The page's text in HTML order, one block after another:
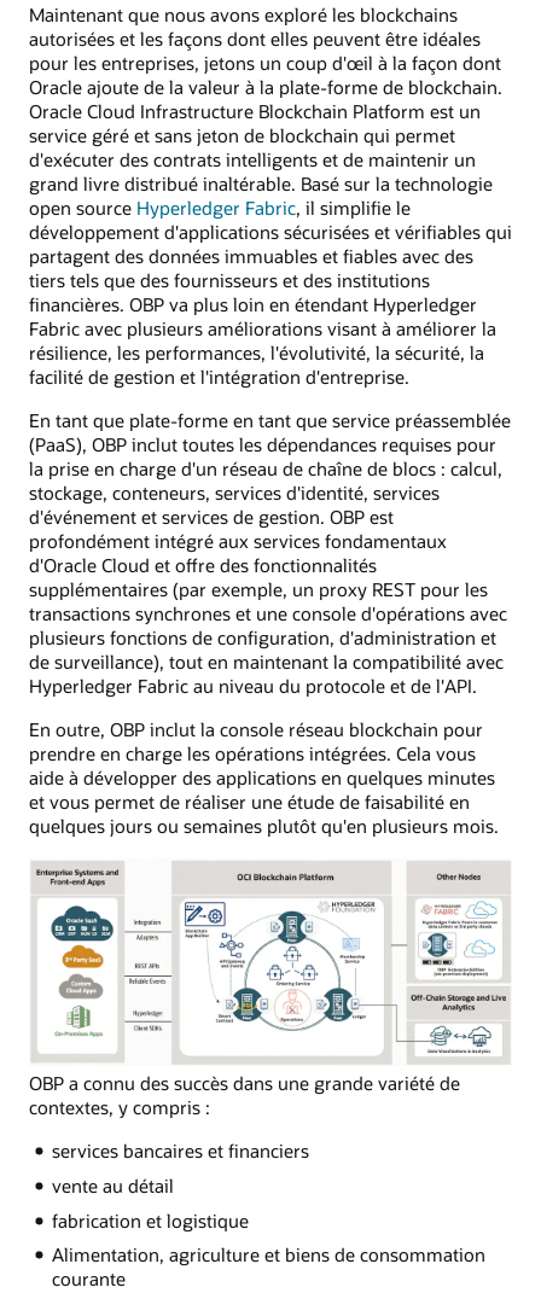
Maintenant que nous avons exploré les blockchains
autorisées et les façons dont elles peuvent être idéales
pour les entreprises, jetons un coup d'œil à la façon dont
Oracle ajoute de la valeur à la plate-forme de blockchain.
Oracle Cloud Infrastructure Blockchain Platform est un
service géré et sans jeton de blockchain qui permet
d'exécuter des contrats intelligents et de maintenir un
grand livre distribué inaltérable. Basé sur la technologie
open source Hyperledger Fabric, il simplifie le
développement d'applications sécurisées et vérifiables qui
partagent des données immuables et fiables avec des
tiers tels que des fournisseurs et des institutions
financières. OBP va plus loin en étendant Hyperledger
Fabric avec plusieurs améliorations visant à améliorer la
résilience, les performances, l'évolutivité, la sécurité, la
facilité de gestion et l'intégration d'entreprise.
En tant que plate-forme en tant que service préassemblée
(PaaS), OBP inclut toutes les dépendances requises pour
la prise en charge d'un réseau de chaîne de blocs : calcul,
stockage, conteneurs, services d'identité, services
d'événement et services de gestion. OBP est
profondément intégré aux services fondamentaux
d'Oracle Cloud et offre des fonctionnalités
supplémentaires (par exemple, un proxy REST pour les
transactions synchrones et une console d'opérations avec
plusieurs fonctions de configuration, d'administration et
de surveillance), tout en maintenant la compatibilité avec
Hyperledger Fabric au niveau du protocole et de l'API.
En outre, OBP inclut la console réseau blockchain pour
prendre en charge les opérations intégrées. Cela vous
aide à développer des applications en quelques minutes
et vous permet de réaliser une étude de faisabilité en
quelques jours ou semaines plutôt qu'en plusieurs mois.
OBP a connu des succès dans une grande variété de
contextes, y compris :
services bancaires et financiers
vente au détail
fabrication et logistique
Alimentation, agriculture et biens de consommation
courante